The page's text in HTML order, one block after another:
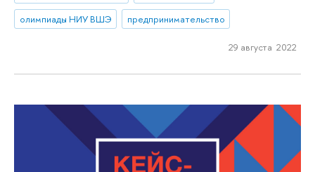
олимпиады НИУ ВШЭ
предпринимательство
29 августа 2022